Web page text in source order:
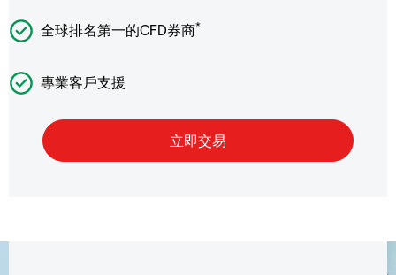
全球排名第一的CFD券商*
專業客戶支援